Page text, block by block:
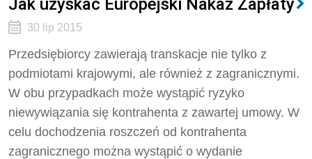
30 lip 2015
Przedsiębiorcy zawierają transkacje nie tylko z
podmiotami krajowymi, ale również z zagranicznymi.
W obu przypadkach może wystąpić ryzyko
niewywiązania się kontrahenta z zawartej umowy. W
celu dochodzenia roszczeń od kontrahenta
zagranicznego można wystąpić o wydanie